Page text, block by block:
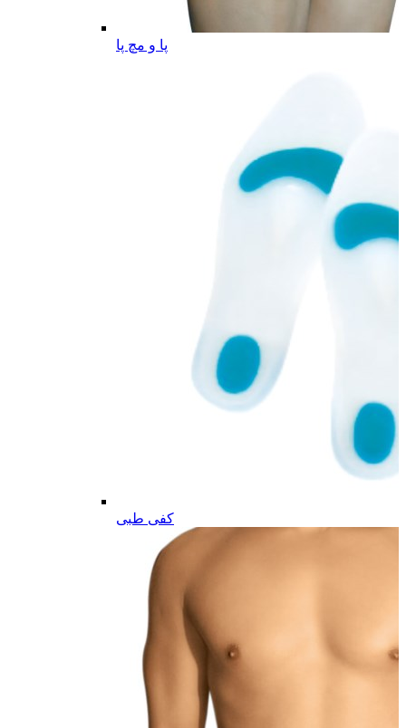
پا و مچ پا
کفی طبی